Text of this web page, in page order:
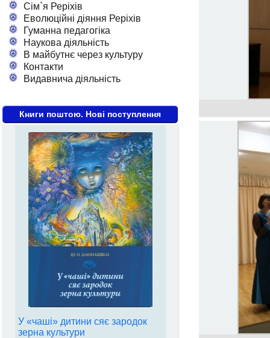
Сім`я Реріхів
Еволюційні діяння Реріхів
Гуманна педагогіка
Наукова діяльність
В майбутнє через культуру
Контакти
Видавнича діяльність
Книги поштою. Нові поступлення
У «чаші» дитини сяє зародок
зерна культури